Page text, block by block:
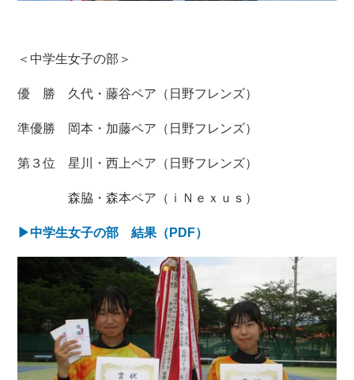
＜中学生女子の部＞
優 勝 久代・藤谷ペア（日野フレンズ）
準優勝 岡本・加藤ペア（日野フレンズ）
第３位 星川・西上ペア（日野フレンズ）
森脇・森本ペア（ｉＮｅｘｕｓ）
▶中学生女子の部 結果（PDF）